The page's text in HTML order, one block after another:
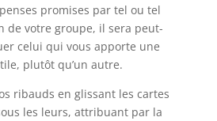
promises par tel ou tel
de votre groupe, il sera peut-
celui qui vous apporte une
plutôt qu’un autre.
ribauds en glissant les cartes
les leurs, attribuant par la